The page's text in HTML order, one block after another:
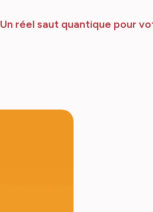
Un réel saut quantique pour